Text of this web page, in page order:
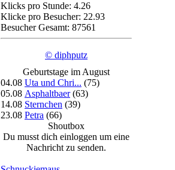
Klicks pro Stunde: 4.26
Klicke pro Besucher: 22.93
Besucher Gesamt: 87561
© diphputz
Geburtstage im August
04.08 Uta und Chri... (75)
05.08 Asphaltbaer(63)
14.08 Sternchen (39)
23.08 Petra (66)
Shoutbox
Du musst dich einloggen um eine
Nachricht zu senden.